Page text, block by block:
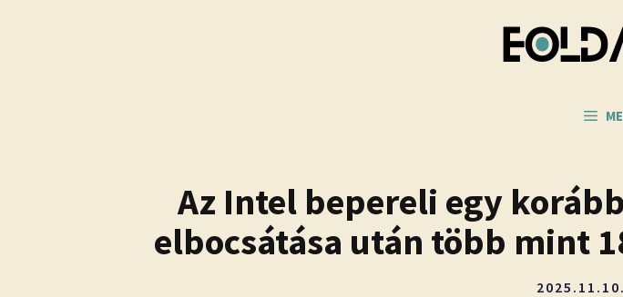
Az Intel bepereli egy
elbocsátása után több mint
2025.11.10.